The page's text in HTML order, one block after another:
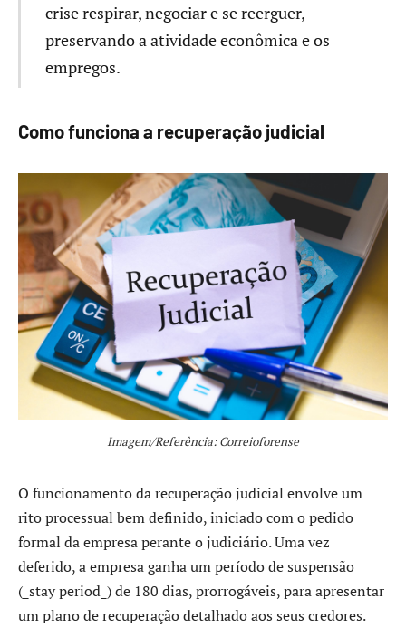
crise respirar, negociar e se reerguer,
preservando a atividade econômica e os
empregos.
Como funciona a recuperação judicial
Imagem/Referência: Correioforense
O funcionamento da recuperação judicial envolve um
rito processual bem definido, iniciado com o pedido
formal da empresa perante o judiciário. Uma vez
deferido, a empresa ganha um período de suspensão
(_stay period_) de 180 dias, prorrogáveis, para apresentar
um plano de recuperação detalhado aos seus credores.